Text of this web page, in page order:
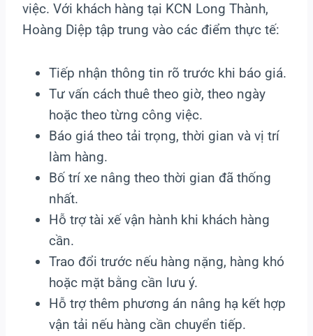
việc. Với khách hàng tại KCN Long Thành,
Hoàng Diệp tập trung vào các điểm thực tế:
Tiếp nhận thông tin rõ trước khi báo giá.
Tư vấn cách thuê theo giờ, theo ngày
hoặc theo từng công việc.
Báo giá theo tải trọng, thời gian và vị trí
làm hàng.
Bố trí xe nâng theo thời gian đã thống
nhất.
Hỗ trợ tài xế vận hành khi khách hàng
cần.
Trao đổi trước nếu hàng nặng, hàng khó
hoặc mặt bằng cần lưu ý.
Hỗ trợ thêm phương án nâng hạ kết hợp
vận tải nếu hàng cần chuyển tiếp.